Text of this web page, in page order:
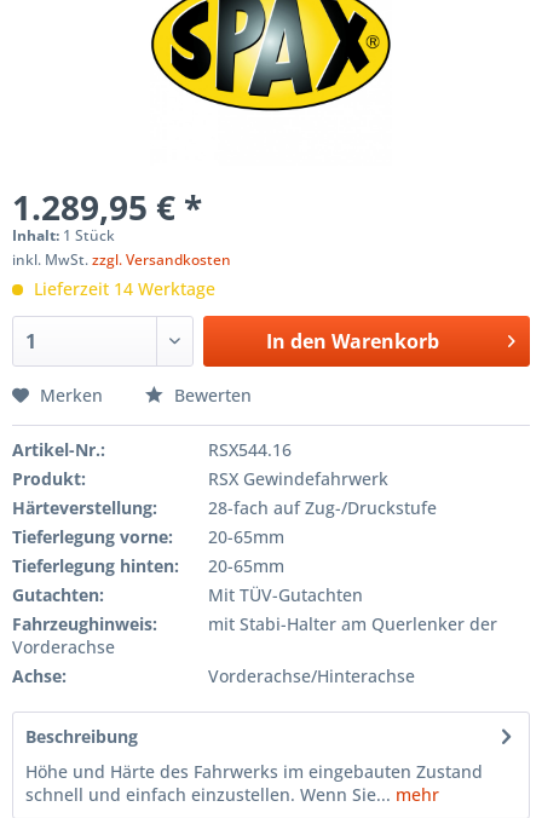
1.289,95 € *
Inhalt: 1 Stück
inkl. MwSt.zzgl. Versandkosten
Lieferzeit 14 Werktage
In den Warenkorb
Merken Bewerten
Artikel-Nr.:
RSX544.16
Produkt:
RSX Gewindefahrwerk
Härteverstellung:
28-fach auf Zug-/Druckstufe
Tieferlegung vorne:
20-65mm
Tieferlegung hinten:
20-65mm
Gutachten:
Mit TÜV-Gutachten
Fahrzeughinweis:
mit Stabi-Halter am Querlenker der
Vorderachse
Achse:
Vorderachse/Hinterachse
Beschreibung
Höhe und Härte des Fahrwerks im eingebauten Zustand
schnell und einfach einzustellen. Wenn Sie... mehr